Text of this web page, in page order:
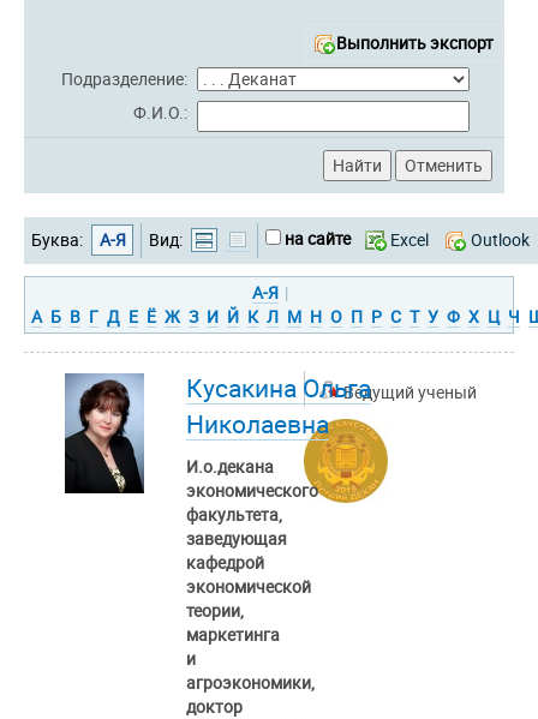
Выполнить экспорт
Подразделение:
Ф.И.О.:
Буква: А-Я Вид: на сайте Excel Outlook
А-Я |
А Б В Г Д Е Ё Ж З И Й К Л М Н О П Р С Т У Ф Х Ц Ч
Ведущий ученый
Кусакина Ольга
Николаевна
И.о.декана
экономического
факультета,
заведующая
кафедрой
экономической
теории,
маркетинга
и
агроэкономики,
доктор